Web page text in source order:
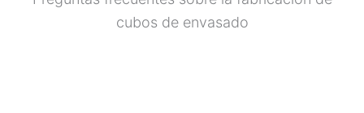
cubos de envasado